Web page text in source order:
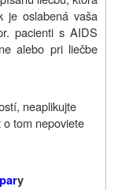
je oslabená vaša
pacienti s AIDS
alebo pri liečbe
neaplikujte
o tom nepoviete
y